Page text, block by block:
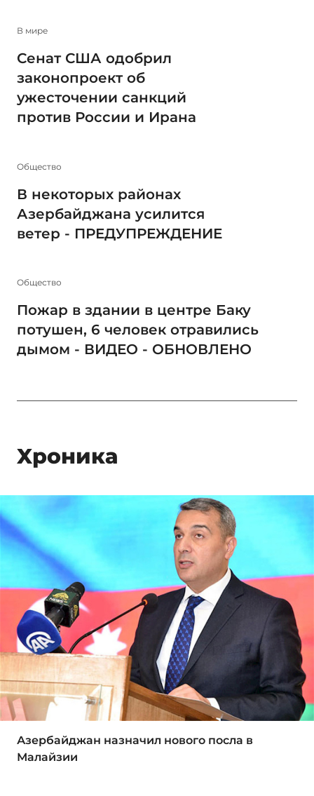
В мире
Сенат США одобрил
законопроект об
ужесточении санкций
против России и Ирана
Общество
В некоторых районах
Азербайджана усилится
ветер - ПРЕДУПРЕЖДЕНИЕ
Общество
Пожар в здании в центре Баку
потушен, 6 человек отравились
дымом - ВИДЕО - ОБНОВЛЕНО
Xроника
Азербайджан назначил нового посла в
Малайзии